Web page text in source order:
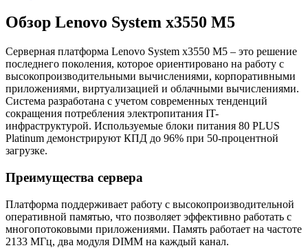
Обзор Lenovo System x3550 M5
Серверная платформа Lenovo System x3550 M5 – это решение
последнего поколения, которое ориентировано на работу с
высокопроизводительными вычислениями, корпоративными
приложениями, виртуализацией и облачными вычислениями.
Система разработана с учетом современных тенденций
сокращения потребления электропитания IT-
инфраструктурой. Используемые блоки питания 80 PLUS
Platinum демонстрируют КПД до 96% при 50-процентной
загрузке.
Преимущества сервера
Платформа поддерживает работу с высокопроизводительной
оперативной памятью, что позволяет эффективно работать с
многопотоковыми приложениями. Память работает на частоте
2133 МГц, два модуля DIMM на каждый канал.